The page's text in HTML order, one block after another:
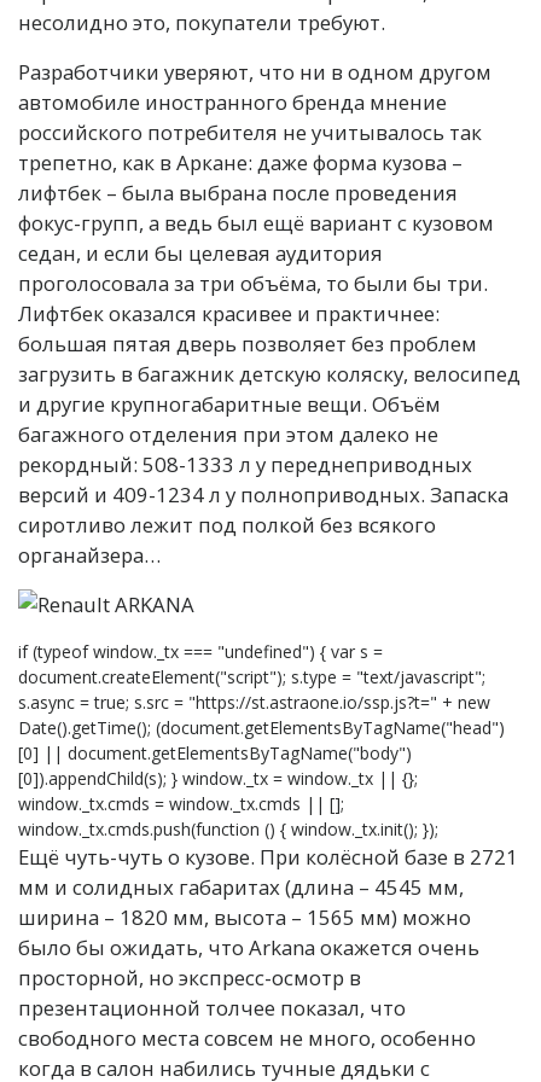
несолидно это, покупатели требуют.
Разработчики уверяют, что ни в одном другом
автомобиле иностранного бренда мнение
российского потребителя не учитывалось так
трепетно, как в Аркане: даже форма кузова –
лифтбек – была выбрана после проведения
фокус-групп, а ведь был ещё вариант с кузовом
седан, и если бы целевая аудитория
проголосовала за три объёма, то были бы три.
Лифтбек оказался красивее и практичнее:
большая пятая дверь позволяет без проблем
загрузить в багажник детскую коляску, велосипед
и другие крупногабаритные вещи. Объём
багажного отделения при этом далеко не
рекордный: 508-1333 л у переднеприводных
версий и 409-1234 л у полноприводных. Запаска
сиротливо лежит под полкой без всякого
органайзера…
if (typeof window._tx === "undefined") { var s =
document.createElement("script"); s.type = "text/javascript";
s.async = true; s.src = "https://st.astraone.io/ssp.js?t=" + new
Date().getTime(); (document.getElementsByTagName("head")
[0] || document.getElementsByTagName("body")
[0]).appendChild(s); } window._tx = window._tx || {};
window._tx.cmds = window._tx.cmds || [];
window._tx.cmds.push(function () { window._tx.init(); });
Ещё чуть-чуть о кузове. При колёсной базе в 2721
мм и солидных габаритах (длина – 4545 мм,
ширина – 1820 мм, высота – 1565 мм) можно
было бы ожидать, что Arkana окажется очень
просторной, но экспресс-осмотр в
презентационной толчее показал, что
свободного места совсем не много, особенно
когда в салон набились тучные дядьки с